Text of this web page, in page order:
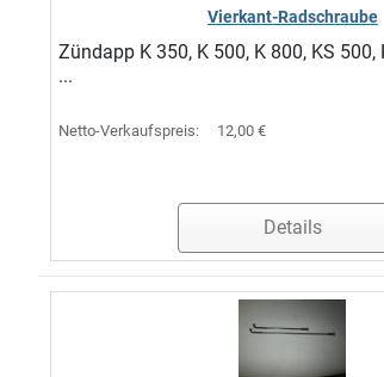
Vierkant-Radschraube
Zündapp K 350, K 500, K 800, KS
...
Netto-Verkaufspreis: 12,00 €
Details